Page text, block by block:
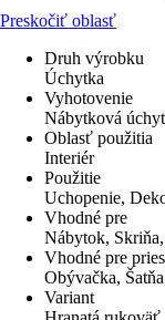
Preskočiť oblasť
Druh výrobku
Úchytka
Vyhotovenie
Nábytková
Oblasť použitia
Interiér
Použitie
Uchopenie,
Vhodné pre
Nábytok,
Vhodné pre
Obývačka,
Variant